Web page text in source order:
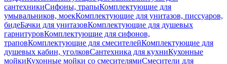
сантехникиСифоны, трапыКомплектующие для
умывальников, моекКомплектующие для унитазов, писсуаров,
бидеБачки для унитазовКомплектующие для душевых
гарнитуровКомплектующие для сифонов,
траповКомплектующие для смесителейКомплектующие для
душевых кабин, уголковСантехника для кухниКухонные
мойкиКухонные мойки со смесителямиСмесители для